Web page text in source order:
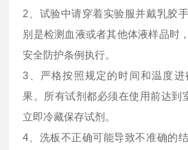
2、试验中请穿着实验服并戴乳胶
别是检测血液或者其他体液样品时
安全防护条例执行。
3、严格按照规定的时间和温度
果。所有试剂都必须在使用前达到
立即冷藏保存试剂。
4、洗板不正确可能导致不准确的